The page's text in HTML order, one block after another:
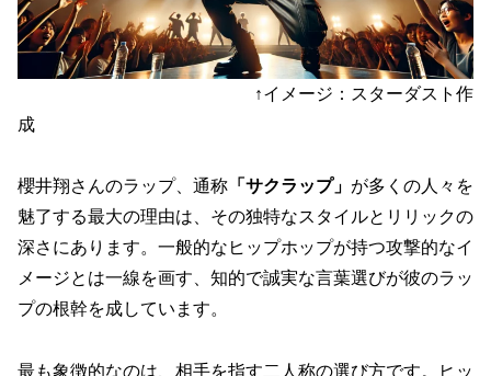
↑イメージ：スターダスト作
成
櫻井翔さんのラップ、通称 「サクラップ」 が多くの人々を
魅了する最大の理由は、その独特なスタイルとリリックの
深さにあります。一般的なヒップホップが持つ攻撃的なイ
メージとは一線を画す、知的で誠実な言葉選びが彼のラッ
プの根幹を成しています。
最も象徴的なのは、相手を指す二人称の選び方です。ヒッ